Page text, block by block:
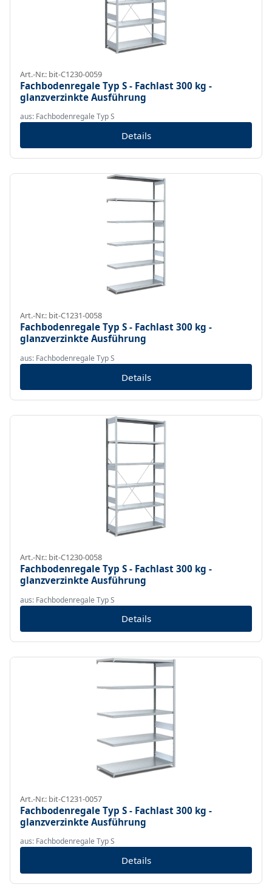
Art.-Nr.: bit-C1230-0059
Fachbodenregale Typ S - Fachlast 300 kg -
glanzverzinkte Ausführung
aus: Fachbodenregale Typ S
Details
Art.-Nr.: bit-C1231-0058
Fachbodenregale Typ S - Fachlast 300 kg -
glanzverzinkte Ausführung
aus: Fachbodenregale Typ S
Details
Art.-Nr.: bit-C1230-0058
Fachbodenregale Typ S - Fachlast 300 kg -
glanzverzinkte Ausführung
aus: Fachbodenregale Typ S
Details
Art.-Nr.: bit-C1231-0057
Fachbodenregale Typ S - Fachlast 300 kg -
glanzverzinkte Ausführung
aus: Fachbodenregale Typ S
Details